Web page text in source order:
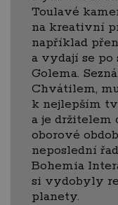
Toulavé
na kreativní
například
a vydají se po
Golema.
Chvátilem,
k nejlepším
a je držitelem
oborové
neposlední
Bohemia
si vydobyly
planety.